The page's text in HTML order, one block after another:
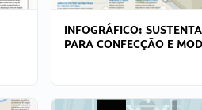
INFOGRÁFICO:
PARA CONFECÇÃO E